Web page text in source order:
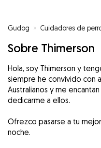
Gudog » Cuidadores de
Sobre Thimerson
Hola, soy Thimerson y
siempre he convivido con
Australianos y me
dedicarme a ellos.
Ofrezco pasarse a tu
noche.